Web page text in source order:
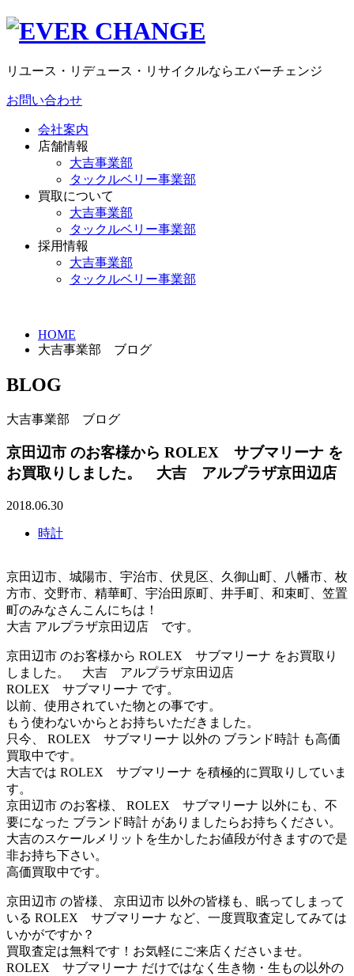
リユース・リデュース・リサイクルならエバーチェンジ
お問い合わせ
会社案内
店舗情報
大吉事業部
タックルベリー事業部
買取について
大吉事業部
タックルベリー事業部
採用情報
大吉事業部
タックルベリー事業部
HOME
大吉事業部 ブログ
BLOG
大吉事業部 ブログ
京田辺市 のお客様から ROLEX サブマリーナ を
お買取りしました。 大吉 アルプラザ京田辺店
2018.06.30
時計
京田辺市、城陽市、宇治市、伏見区、久御山町、八幡市、枚
方市、交野市、精華町、宇治田原町、井手町、和束町、笠置
町のみなさんこんにちは！
大吉 アルプラザ京田辺店 です。
京田辺市 のお客様から ROLEX サブマリーナ をお買取り
しました。 大吉 アルプラザ京田辺店
ROLEX サブマリーナ です。
以前、使用されていた物との事です。
もう使わないからとお持ちいただきました。
只今、 ROLEX サブマリーナ 以外の ブランド時計 も高価
買取中です。
大吉では ROLEX サブマリーナ を積極的に買取りしていま
す。
京田辺市 のお客様、 ROLEX サブマリーナ 以外にも、不
要になった ブランド時計 がありましたらお持ちください。
大吉のスケールメリットを生かしたお値段が付きますので是
非お持ち下さい。
高価買取中です。
京田辺市 の皆様、 京田辺市 以外の皆様も、眠ってしまって
いる ROLEX サブマリーナ など、一度買取査定してみては
いかがですか？
買取査定は無料です！お気軽にご来店くださいませ。
ROLEX サブマリーナ だけではなく生き物・生もの以外の